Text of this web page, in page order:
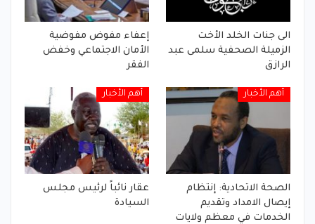
الى جنات الخلد الأخت
الزميلة الصحفية سلمى عبد
الرازق
إعفاء مفوض مفوضية
الأمان الاجتماعي وخفض
الفقر
أهم الأخبار
الصحة الاتحادية: إنتظام
إيصال الامداد وتقديم
الخدمات في معظم ولايات
أهم الأخبار
عقار نائباً لرئيس مجلس
السيادة